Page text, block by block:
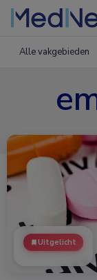
Alle vakgebieden
Uitgelicht